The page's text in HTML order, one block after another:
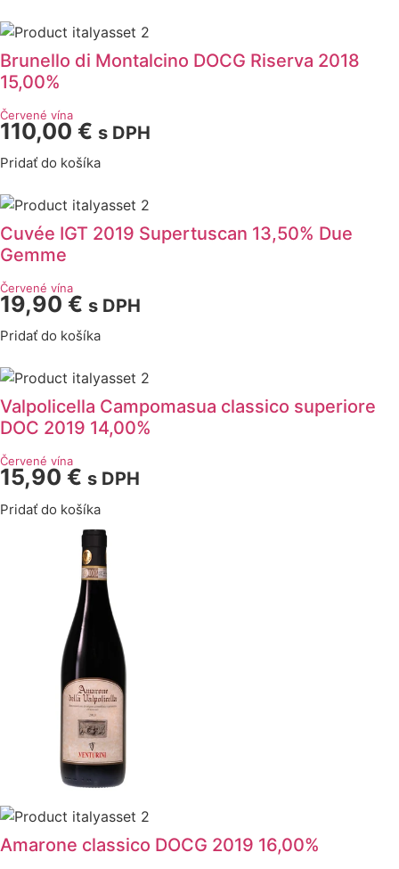
Brunello di Montalcino DOCG Riserva 2018
15,00%
Červené vína
110,00 € s DPH
Pridať do košíka
Cuvée IGT 2019 Supertuscan 13,50% Due
Gemme
Červené vína
19,90 € s DPH
Pridať do košíka
Valpolicella Campomasua classico superiore
DOC 2019 14,00%
Červené vína
15,90 € s DPH
Pridať do košíka
Amarone classico DOCG 2019 16,00%